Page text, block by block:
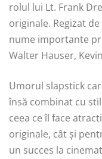
rolul lui Lt. Frank
originale. Regizat
nume importante
Walter Hauser,
Umorul slapstick
însă combinat cu
ceea ce îl face
originale, cât și
un succes la